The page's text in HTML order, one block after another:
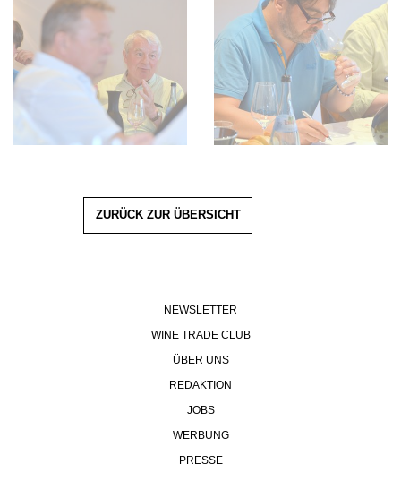
ZURÜCK ZUR ÜBERSICHT
NEWSLETTER
WINE TRADE CLUB
ÜBER UNS
REDAKTION
JOBS
WERBUNG
PRESSE